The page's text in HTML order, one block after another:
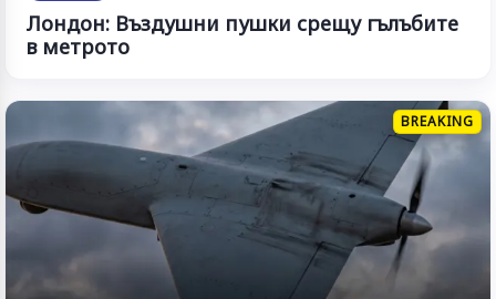
Лондон: Въздушни пушки срещу гълъбите
в метрото
BREAKING